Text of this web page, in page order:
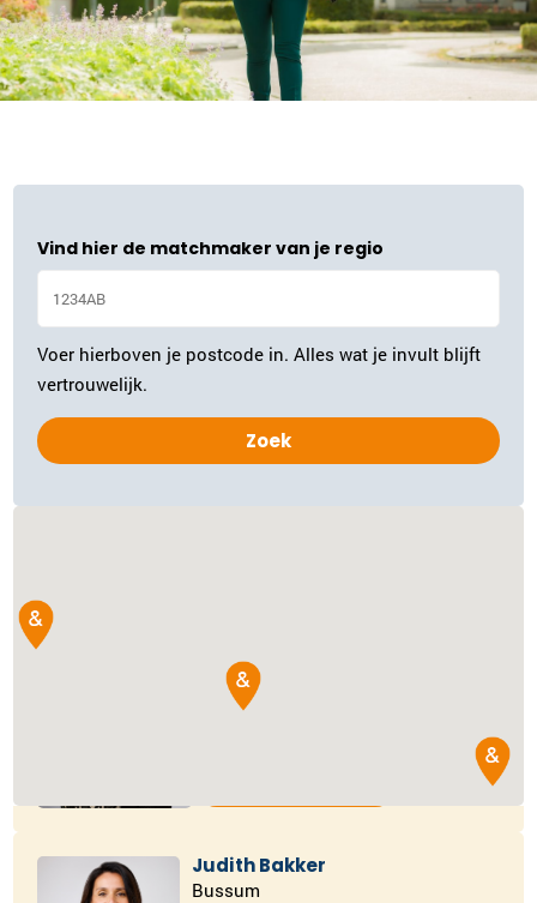
Vind hier de matchmaker van je regio
Voer hierboven je postcode in. Alles wat je invult blijft
vertrouwelijk.
Judy Gunnink
Amstelveen/Amsterdam
020-2610753
Judith Bakker
Bussum